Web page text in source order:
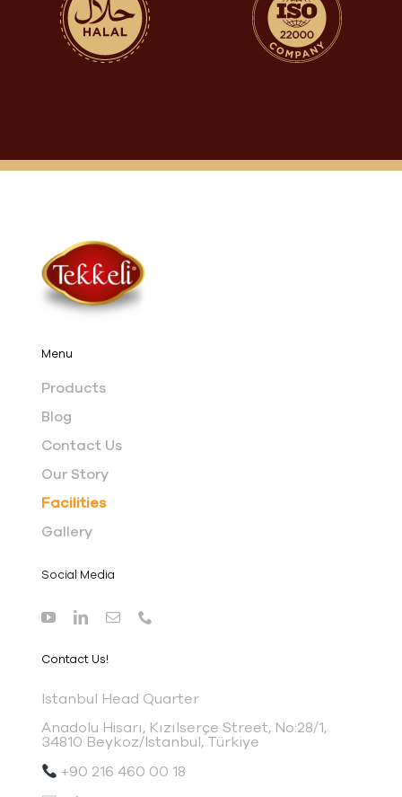
Menu
Products
Blog
Contact Us
Our Story
Facilities
Gallery
Contact Us!
Istanbul Head Quarter
Anadolu Hisarı, Kızılserçe Street, No:28/1,
34810 Beykoz/Istanbul, Türkiye
+90 216 460 00 18
Social Media